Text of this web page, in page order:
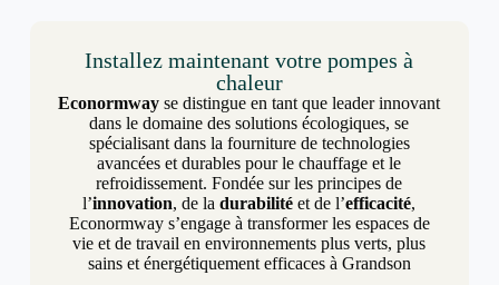
Installez maintenant votre pompes à
chaleur
Econormway se distingue en tant que leader innovant
dans le domaine des solutions écologiques, se
spécialisant dans la fourniture de technologies
avancées et durables pour le chauffage et le
refroidissement. Fondée sur les principes de
l’innovation, de ladurabilité et de l’efficacité,
Econormway s’engage à transformer les espaces de
vie et de travail en environnements plus verts, plus
sains et énergétiquement efficaces à Grandson